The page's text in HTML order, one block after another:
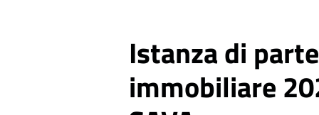
Istanza di
immobiliare